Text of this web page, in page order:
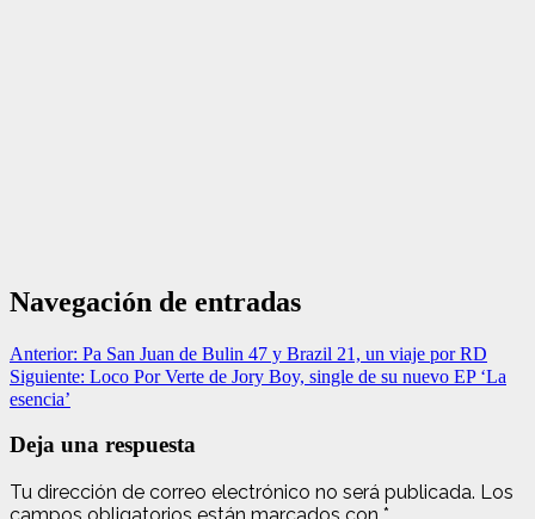
Navegación de entradas
Anterior: Pa San Juan de Bulin 47 y Brazil 21, un viaje por RD
Siguiente: Loco Por Verte de Jory Boy, single de su nuevo EP ‘La
esencia’
Deja una respuesta
Tu dirección de correo electrónico no será publicada. Los